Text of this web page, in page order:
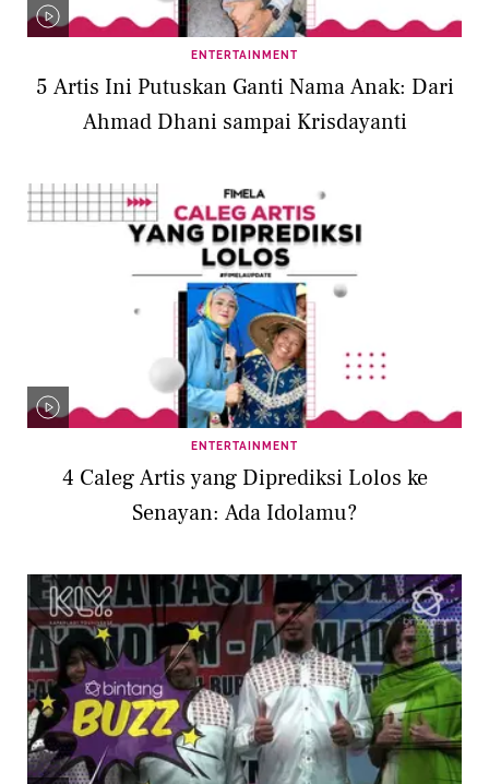
ENTERTAINMENT
5 Artis Ini Putuskan Ganti Nama Anak: Dari
Ahmad Dhani sampai Krisdayanti
ENTERTAINMENT
4 Caleg Artis yang Diprediksi Lolos ke
Senayan: Ada Idolamu?